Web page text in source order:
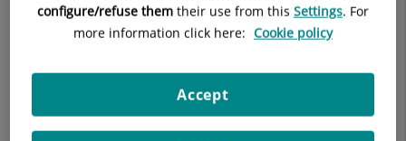
para análisis clínicos), sino sobre todo con un equipo de
profesionales altamente cualificados.
configure/refuse them their use from this Settings. For
more information click here: Cookie policy
Accept